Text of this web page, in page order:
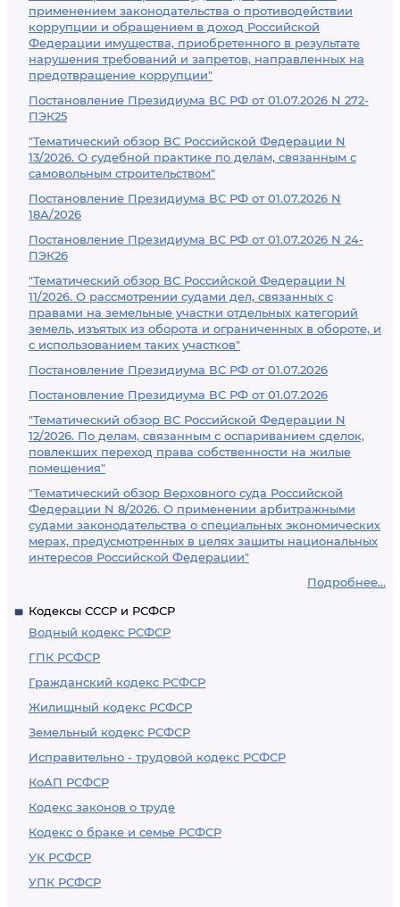
применением законодательства о противодействии
коррупции и обращением в доход Российской
Федерации имущества, приобретенного в результате
нарушения требований и запретов, направленных на
предотвращение коррупции"
Постановление Президиума ВС РФ от 01.07.2026 N 272-
ПЭК25
"Тематический обзор ВС Российской Федерации N
13/2026. О судебной практике по делам, связанным с
самовольным строительством"
Постановление Президиума ВС РФ от 01.07.2026 N
18А/2026
Постановление Президиума ВС РФ от 01.07.2026 N 24-
ПЭК26
"Тематический обзор ВС Российской Федерации N
11/2026. О рассмотрении судами дел, связанных с
правами на земельные участки отдельных категорий
земель, изъятых из оборота и ограниченных в обороте, и
с использованием таких участков"
Постановление Президиума ВС РФ от 01.07.2026
Постановление Президиума ВС РФ от 01.07.2026
"Тематический обзор ВС Российской Федерации N
12/2026. По делам, связанным с оспариванием сделок,
повлекших переход права собственности на жилые
помещения"
"Тематический обзор Верховного суда Российской
Федерации N 8/2026. О применении арбитражными
судами законодательства о специальных экономических
мерах, предусмотренных в целях защиты национальных
интересов Российской Федерации"
Подробнее...
Кодексы СССР и РСФСР
Водный кодекс РСФСР
ГПК РСФСР
Гражданский кодекс РСФСР
Жилищный кодекс РСФСР
Земельный кодекс РСФСР
Исправительно - трудовой кодекс РСФСР
КоАП РСФСР
Кодекс законов о труде
Кодекс о браке и семье РСФСР
УК РСФСР
УПК РСФСР